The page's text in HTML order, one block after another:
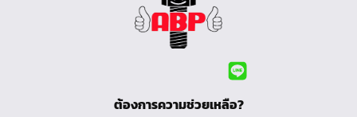
ต้องการความช่วยเหลือ?